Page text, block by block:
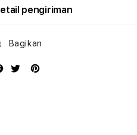
pengiriman
Bagikan